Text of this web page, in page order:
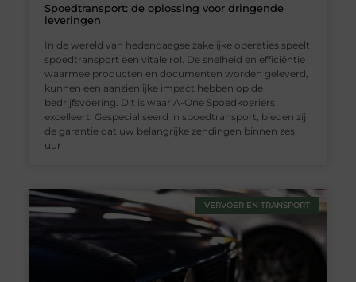
Spoedtransport: de oplossing voor dringende
leveringen
In de wereld van hedendaagse zakelijke operaties speelt
spoedtransport een vitale rol. De snelheid en efficiëntie
waarmee producten en documenten worden geleverd,
kunnen een aanzienlijke impact hebben op de
bedrijfsvoering. Dit is waar A-One Spoedkoeriers
excelleert. Gespecialiseerd in spoedtransport, bieden zij
de garantie dat uw belangrijke zendingen binnen zes
uur
VERVOER EN TRANSPORT